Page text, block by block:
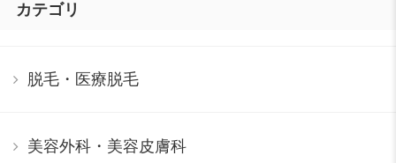
カテゴリ
脱毛・医療脱毛
美容外科・美容皮膚科